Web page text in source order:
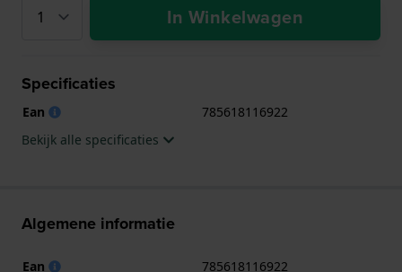
In Winkelwagen
Specificaties
Ean
785618116922
Bekijk alle specificaties
Algemene informatie
Ean
785618116922